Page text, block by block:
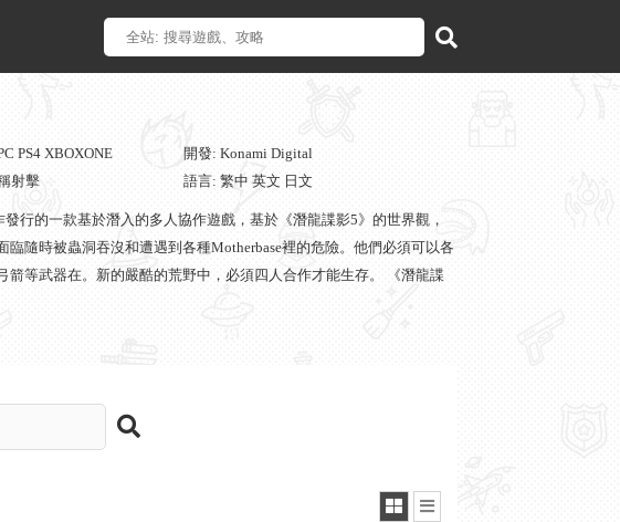
PS4 XBOXONE
開發: Konami Digital
射擊 語言: 繁中 英文 日文
發行的一款基於潛入的多人協作遊戲，基於《潛龍諜影5》的世界觀，
隨時被蟲洞吞沒和遭遇到各種Motherbase裡的危險。他們必須可以各
等武器在。新的嚴酷的荒野中，必須四人合作才能生存。 《潛龍諜